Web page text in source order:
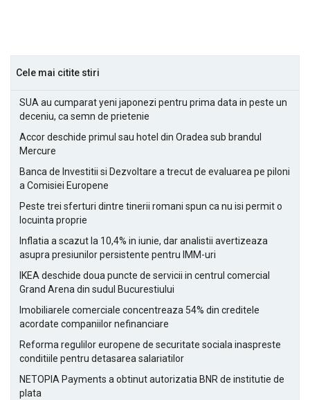
Cele mai citite stiri
SUA au cumparat yeni japonezi pentru prima data in peste un
deceniu, ca semn de prietenie
Accor deschide primul sau hotel din Oradea sub brandul
Mercure
Banca de Investitii si Dezvoltare a trecut de evaluarea pe piloni
a Comisiei Europene
Peste trei sferturi dintre tinerii romani spun ca nu isi permit o
locuinta proprie
Inflatia a scazut la 10,4% in iunie, dar analistii avertizeaza
asupra presiunilor persistente pentru IMM-uri
IKEA deschide doua puncte de servicii in centrul comercial
Grand Arena din sudul Bucurestiului
Imobiliarele comerciale concentreaza 54% din creditele
acordate companiilor nefinanciare
Reforma regulilor europene de securitate sociala inaspreste
conditiile pentru detasarea salariatilor
NETOPIA Payments a obtinut autorizatia BNR de institutie de
plata